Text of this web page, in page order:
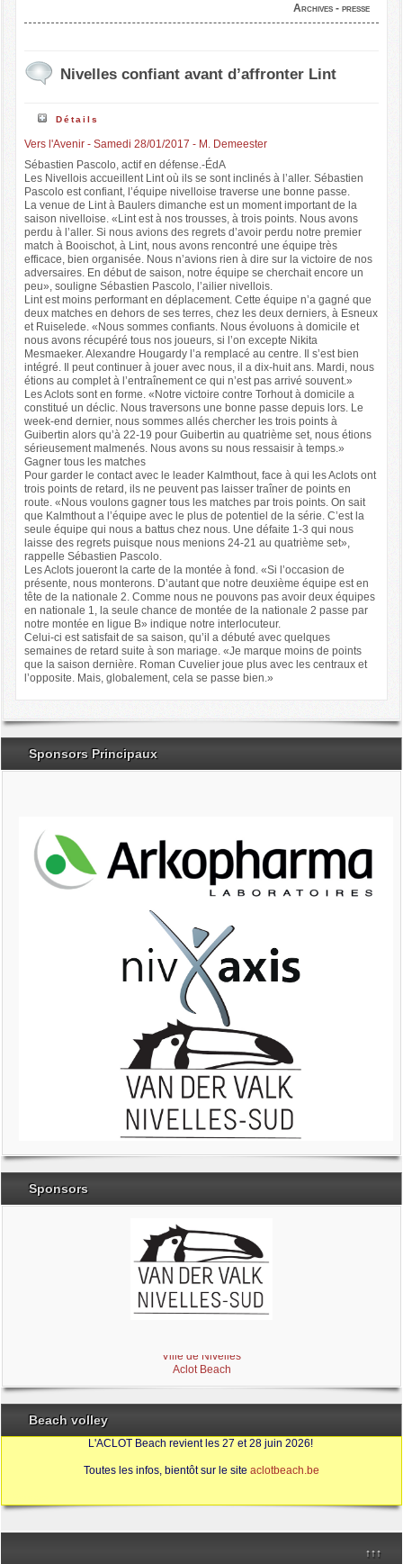
Archives - presse
Nivelles confiant avant d’affronter Lint
Détails
Vers l'Avenir - Samedi 28/01/2017 - M. Demeester
Sébastien Pascolo, actif en défense.-ÉdA
Les Nivellois accueillent Lint où ils se sont inclinés à l’aller. Sébastien
Pascolo est confiant, l’équipe nivelloise traverse une bonne passe.
La venue de Lint à Baulers dimanche est un moment important de la
saison nivelloise. «Lint est à nos trousses, à trois points. Nous avons
perdu à l’aller. Si nous avions des regrets d’avoir perdu notre premier
match à Booischot, à Lint, nous avons rencontré une équipe très
efficace, bien organisée. Nous n’avions rien à dire sur la victoire de nos
adversaires. En début de saison, notre équipe se cherchait encore un
peu», souligne Sébastien Pascolo, l’ailier nivellois.
Lint est moins performant en déplacement. Cette équipe n’a gagné que
deux matches en dehors de ses terres, chez les deux derniers, à Esneux
et Ruiselede. «Nous sommes confiants. Nous évoluons à domicile et
nous avons récupéré tous nos joueurs, si l’on excepte Nikita
Mesmaeker. Alexandre Hougardy l’a remplacé au centre. Il s’est bien
intégré. Il peut continuer à jouer avec nous, il a dix-huit ans. Mardi, nous
étions au complet à l’entraînement ce qui n’est pas arrivé souvent.»
Les Aclots sont en forme. «Notre victoire contre Torhout à domicile a
constitué un déclic. Nous traversons une bonne passe depuis lors. Le
week-end dernier, nous sommes allés chercher les trois points à
Guibertin alors qu’à 22-19 pour Guibertin au quatrième set, nous étions
sérieusement malmenés. Nous avons su nous ressaisir à temps.»
Gagner tous les matches
Pour garder le contact avec le leader Kalmthout, face à qui les Aclots ont
trois points de retard, ils ne peuvent pas laisser traîner de points en
route. «Nous voulons gagner tous les matches par trois points. On sait
que Kalmthout a l’équipe avec le plus de potentiel de la série. C’est la
seule équipe qui nous a battus chez nous. Une défaite 1-3 qui nous
laisse des regrets puisque nous menions 24-21 au quatrième set»,
rappelle Sébastien Pascolo.
Les Aclots joueront la carte de la montée à fond. «Si l’occasion de
présente, nous monterons. D’autant que notre deuxième équipe est en
tête de la nationale 2. Comme nous ne pouvons pas avoir deux équipes
en nationale 1, la seule chance de montée de la nationale 2 passe par
notre montée en ligue B» indique notre interlocuteur.
Celui-ci est satisfait de sa saison, qu’il a débuté avec quelques
semaines de retard suite à son mariage. «Je marque moins de points
que la saison dernière. Roman Cuvelier joue plus avec les centraux et
l’opposite. Mais, globalement, cela se passe bien.»
Sponsors Principaux
Sponsors
Ville de Nivelles
Aclot Beach
Beach volley
L'ACLOT Beach revient les 27 et 28 juin 2026!
Toutes les infos, bientôt sur le site aclotbeach.be
↑↑↑